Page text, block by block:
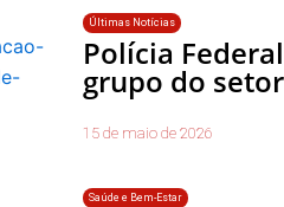
Últimas Notícias
Polícia
grupo do
15 de maio de 2026
Saúde e Bem-Estar